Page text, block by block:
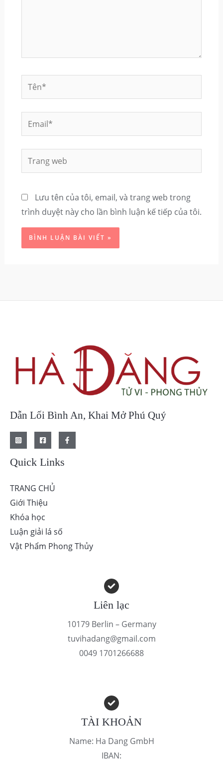
Tên*
Email*
Trang
web
Lưu tên của tôi, email, và trang web trong
trình duyệt này cho lần bình luận kế tiếp của tôi.
Dẫn Lối Bình An, Khai Mở Phú Quý
Quick Links
TRANG CHỦ
Giới Thiệu
Khóa học
Luận giải lá số
Vật Phẩm Phong Thủy
Liên lạc
10179 Berlin – Germany
tuvihadang@gmail.com
0049 1701266688
TÀI KHOẢN
Name: Ha Dang GmbH
IBAN: